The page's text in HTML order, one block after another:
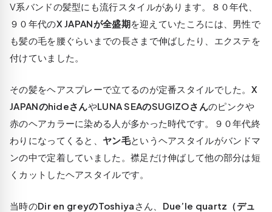
V系バンドの髪型にも流行スタイルがあります。８０年代、
９０年代のX JAPANが全盛期を迎えていたころには、 男性で
も髪の毛を腰ぐらいまでの長さまで伸ばしたり、エクステを
付けていました。
その髪をヘアスプレーで立てるのが定番スタイルでした。 X
JAPANのhideさんやLUNA SEAのSUGIZOさんのピンクや
赤のヘアカラーに染める人が多かった時代です。９０年代終
わりになってくると、 ヤン毛というヘアスタイルがバンドマ
ンの中で定着していました。襟足だけ伸ばして他の部分は短
くカットしたヘアスタイルです。
当時のDir en greyのToshiya さん、 Due’le quartz（デュ